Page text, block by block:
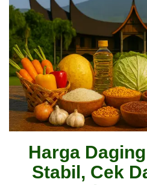
Harga
Stabil, Cek